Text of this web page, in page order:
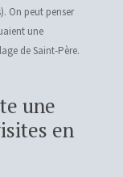
On peut penser
une
de Saint-Père.
une
en